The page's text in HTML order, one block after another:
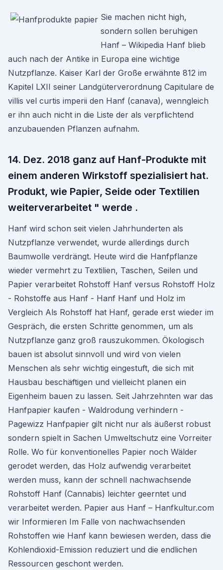
Sie machen nicht high,
sondern sollen beruhigen
Hanf – Wikipedia Hanf blieb
auch nach der Antike in Europa eine wichtige
Nutzpflanze. Kaiser Karl der Große erwähnte 812 im
Kapitel LXII seiner Landgüterverordnung Capitulare de
villis vel curtis imperii den Hanf (canava), wenngleich
er ihn auch nicht in die Liste der als verpflichtend
anzubauenden Pflanzen aufnahm.
14. Dez. 2018 ganz auf Hanf-Produkte mit
einem anderen Wirkstoff spezialisiert hat.
Produkt, wie Papier, Seide oder Textilien
weiterverarbeitet " werde .
Hanf wird schon seit vielen Jahrhunderten als
Nutzpflanze verwendet, wurde allerdings durch
Baumwolle verdrängt. Heute wird die Hanfpflanze
wieder vermehrt zu Textilien, Taschen, Seilen und
Papier verarbeitet Rohstoff Hanf versus Rohstoff Holz
- Rohstoffe aus Hanf - Hanf Hanf und Holz im
Vergleich Als Rohstoff hat Hanf, gerade erst wieder im
Gespräch, die ersten Schritte genommen, um als
Nutzpflanze ganz groß rauszukommen. Ökologisch
bauen ist absolut sinnvoll und wird von vielen
Menschen als sehr wichtig eingestuft, die sich mit
Hausbau beschäftigen und vielleicht planen ein
Eigenheim bauen zu lassen. Seit Jahrzehnten war das
Hanfpapier kaufen - Waldrodung verhindern -
Pagewizz Hanfpapier gilt nicht nur als äußerst robust
sondern spielt in Sachen Umweltschutz eine Vorreiter
Rolle. Wo für konventionelles Papier noch Wälder
gerodet werden, das Holz aufwendig verarbeitet
werden muss, kann der schnell nachwachsende
Rohstoff Hanf (Cannabis) leichter geerntet und
verarbeitet werden. Papier aus Hanf – Hanfkultur.com
wir Informieren Im Falle von nachwachsenden
Rohstoffen wie Hanf kann bewiesen werden, dass die
Kohlendioxid-Emission reduziert und die endlichen
Ressourcen geschont werden.